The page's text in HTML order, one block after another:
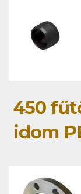
450
idom